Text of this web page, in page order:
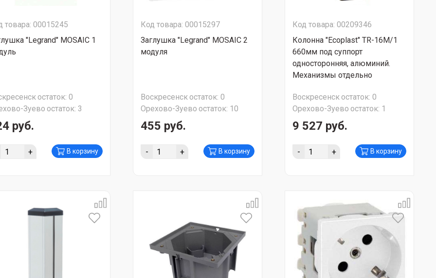
товара: 00015245
"Legrand" MOSAIC 1
остаток: 0
Зуево остаток: 3
руб.
+ В корзину
Код товара: 00015297
Заглушка "Legrand" MOSAIC 2
модуля
Воскресенскостаток: 0
Орехово-Зуево остаток: 10
455 руб.
- + В корзину
Код товара: 00209346
Колонна "Ecoplast" TR-16M/1
660мм под суппорт
односторонняя, алюминий.
Механизмы отдельно
Воскресенскостаток: 0
Орехово-Зуево остаток: 1
9 527 руб.
- + В корзину